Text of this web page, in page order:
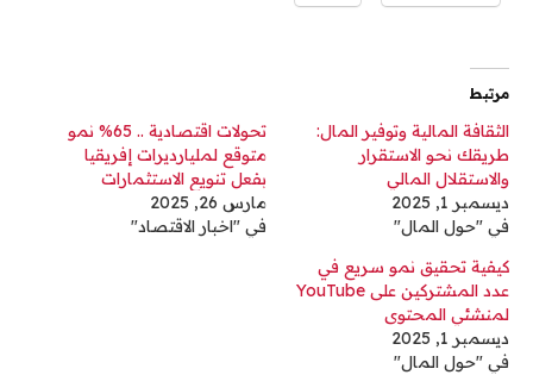
مرتبط
الثقافة المالية وتوفير المال:
طريقك نحو الاستقرار
والاستقلال المالي
ديسمبر 1, 2025
في "حول المال"
تحولات اقتصادية .. 65% نمو
متوقع لمليارديرات إفريقيا
بفعل تنويع الاستثمارات
مارس 26, 2025
في "اخبار الاقتصاد"
كيفية تحقيق نمو سريع في
عدد المشتركين على YouTube
لمنشئي المحتوى
ديسمبر 1, 2025
في "حول المال"